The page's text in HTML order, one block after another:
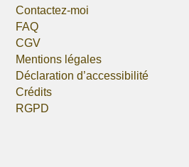
Contactez-moi
FAQ
CGV
Mentions légales
Déclaration d’accessibilité
Crédits
RGPD